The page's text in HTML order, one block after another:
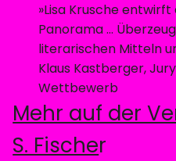
»Lisa Krusche
Panorama …
literarischen Mitteln
Klaus Kastberger,
Wettbewerb
Mehr auf der
S. Fischer